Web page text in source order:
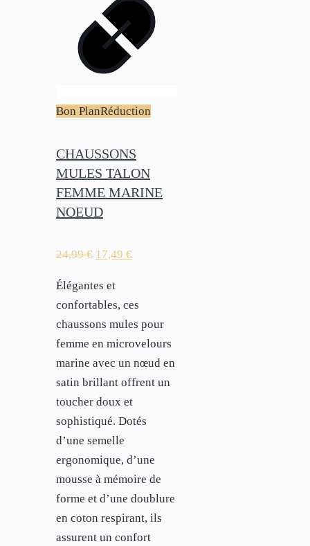
Bon PlanRéduction
CHAUSSONS
MULES TALON
FEMME MARINE
NOEUD
24,99€ 17,49 €
Élégantes et
confortables, ces
chaussons mules pour
femme en microvelours
marine avec un nœud en
satin brillant offrent un
toucher doux et
sophistiqué. Dotés
d’une semelle
ergonomique, d’une
mousse à mémoire de
forme et d’une doublure
en coton respirant, ils
assurent un confort